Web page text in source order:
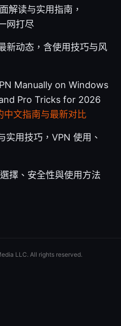
解读与实用指南，
网打尽
新动态，含使用技巧与风
Manually on Windows
Pro Tricks for 2026
中文指南与最新对比
实用技巧，VPN 使用、
擇、安全性與使用方法
LLC. All rights reserved.